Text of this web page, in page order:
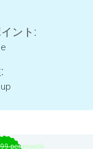
ント:
per month